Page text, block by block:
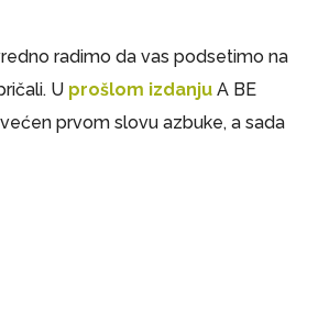
radimo da vas podsetimo na
U prošlom izdanju A BE
prvom slovu azbuke, a sada